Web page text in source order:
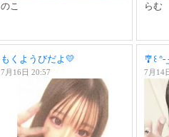
のこ らむ
もくようびだよ︎︎︎︎💛
7月16日 20:57
🎐꒰ ᐢ-
7月14